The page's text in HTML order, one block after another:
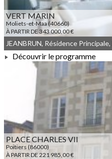
VERT MARIN
Moliets-et-Maa (40660)
À PARTIR DE 343 000,00 €
À PARTIR DE 343 000,00 €
JEANBRUN, Résidence
Découvrir le programme
PLACE CHARLES VII
Poitiers (86000)
À PARTIR DE 221 985,00 €